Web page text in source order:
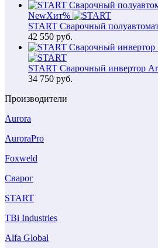
NewХит%
START Сварочный
42 550 руб.
START Сварочный инвертор
34 750 руб.
Производители
Aurora
AuroraPro
Foxweld
Сварог
START
TBi Industries
Alfa Global